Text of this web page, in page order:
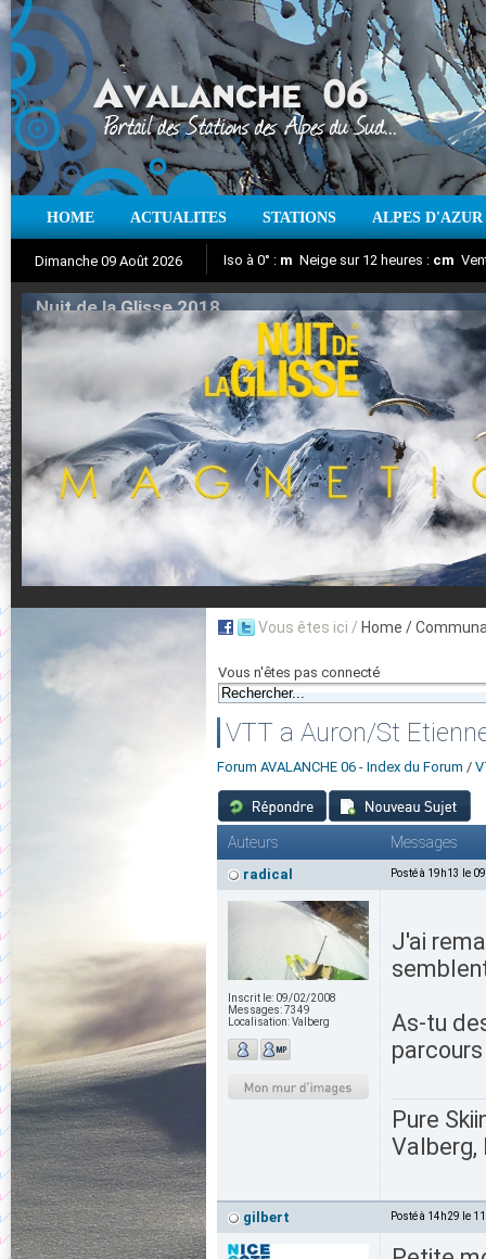
HOME ACTUALITES STATIONS ALPES D'AZUR
Dimanche 09 Août 2026
Aujourd'hui : T° Min : °C T° Max :°C
Iso à 0° : m Neige sur 12 heures : cm
Suivez en direct l'actualité des stations
Nuit de la Glisse 2018
Vous êtes ici / Home /
Vous n'êtes pas connecté
VTT a Auron/St
Forum AVALANCHE 06 - Index du Forum /
Auteurs Messages
radical Posté à 19h13 le
Inscrit le: 09/02/2008
Messages:7349
Localisation:Valberg
J'ai
As-tu
Pure
Valberg,
gilbert Posté à 14h29 le